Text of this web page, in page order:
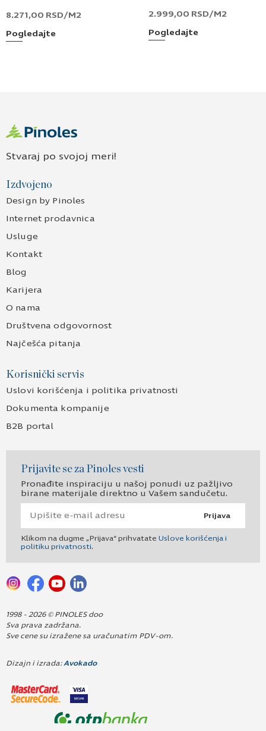
8.271,00 RSD/M2
Pogledajte
2.999,00 RSD/M2
Pogledajte
Stvaraj po svojoj meri!
Izdvojeno
Design by Pinoles
Internet prodavnica
Usluge
Kontakt
Blog
Karijera
O nama
Društvena odgovornost
Najčešća pitanja
Korisnički servis
Uslovi korišćenja i politika privatnosti
Dokumenta kompanije
B2B portal
Prijavite se za Pinoles vesti
Pronađite inspiraciju u našoj ponudi uz pažljivo
birane materijale direktno u Vašem sandučetu.
Prijava
Klikom na dugme „Prijava“ prihvatate Uslove korišćenja i
politiku privatnosti.
1998 - 2026 © PINOLES doo
Sva prava zadržana.
Sve cene su izražene sa uračunatim PDV-om.
Dizajn i izrada: Avokado